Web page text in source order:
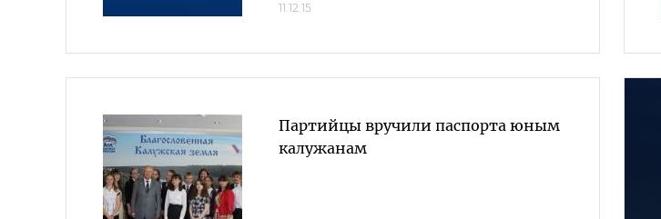
11.12.15
Партийцы вручили паспорта юным
калужанам